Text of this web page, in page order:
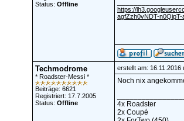
Status: Offline
https://
agfZzh0vNDT-
Techmodrome
* Roadster-Messi *
Beiträge: 6621
Registriert: 17.7.2005
Status: Offline
erstellt am: 16.11.2016
Noch nix
4x Roadster
2x Coupé